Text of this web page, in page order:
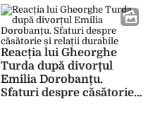
Reacția lui Gheorghe
Turda după divorțul
Emilia Dorobanțu.
Sfaturi despre căsătorie